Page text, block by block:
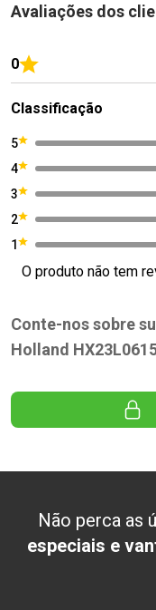
Avaliações dos
0
Classificação
5
4
3
2
1
O produto não tem
Conte-nos sobre
Holland
Não perca as
especiais e